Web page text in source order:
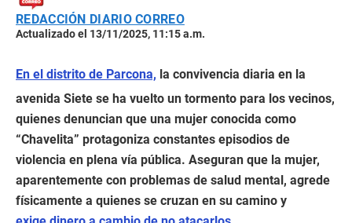
REDACCIÓN DIARIO CORREO
Actualizado el 13/11/2025, 11:15 a.m.
En el distrito de Parcona, la convivencia diaria en la
avenida Siete se ha vuelto un tormento para los vecinos,
quienes denuncian que una mujer conocida como
“Chavelita” protagoniza constantes episodios de
violencia en plena vía pública. Aseguran que la mujer,
aparentemente con problemas de salud mental, agrede
físicamente a quienes se cruzan en su camino y